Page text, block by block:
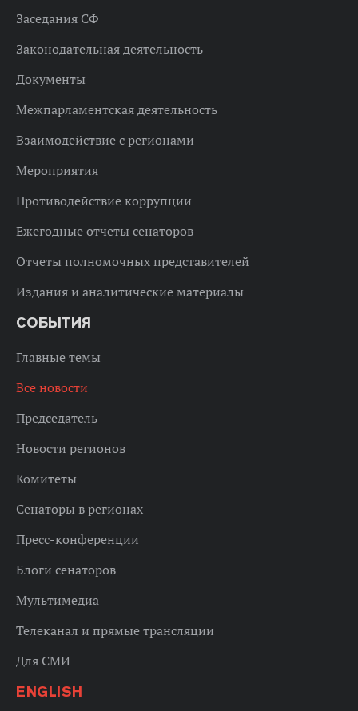
Заседания СФ
Законодательная деятельность
Документы
Межпарламентская деятельность
Взаимодействие с регионами
Мероприятия
Противодействие коррупции
Ежегодные отчеты сенаторов
Отчеты полномочных представителей
Издания и аналитические материалы
СОБЫТИЯ
Главные темы
Все новости
Председатель
Новости регионов
Комитеты
Сенаторы в регионах
Пресс-конференции
Блоги сенаторов
Мультимедиа
Телеканал и прямые трансляции
Для СМИ
ENGLISH